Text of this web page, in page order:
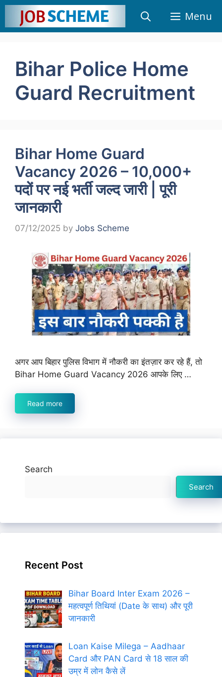
Skip
content
Menu
Bihar Police Home
Guard Recruitment
Bihar Home Guard
Vacancy 2026 – 10,000+
पदों पर नई भर्ती जल्द जारी | पूरी
जानकारी
07/12/2025 by Jobs Scheme
अगर आप बिहार पुलिस विभाग में नौकरी का इंतज़ार कर रहे हैं, तो
Bihar Home Guard Vacancy 2026 आपके लिए …
Read more
Search
Search
Recent Post
Bihar Board Inter Exam 2026 –
महत्वपूर्ण तिथियां (Date के साथ) और पूरी
जानकारी
Loan Kaise Milega – Aadhaar
Card और PAN Card से 18 साल की
उम्र में लोन कैसे लें